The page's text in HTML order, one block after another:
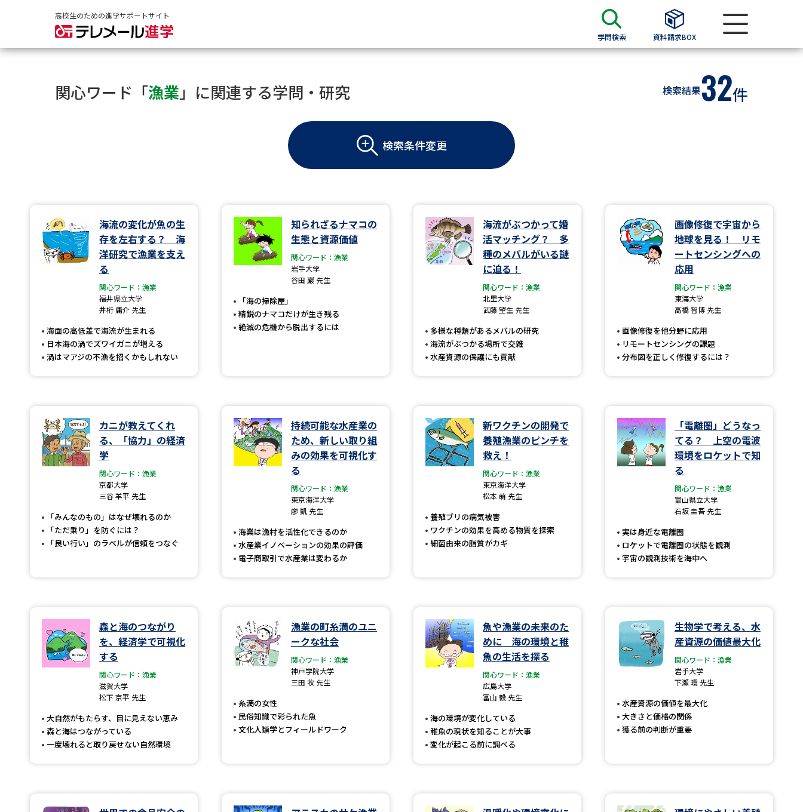
高校生のための進学サポートサイト
学問検索 資料請求BOX
大学・短大の資料種類から請求
大学パンフ
学部・学科パンフ
総合型選抜・学校推薦型選抜 募集要項＆願書
大学・短大以外の資料から請求
専門学校の資料請求 大学院の資料請求
留学・進学関連、塾・予備校
大学入学共通テスト「受験案内」の請求
大学入学共通テスト「受験上の配慮案内」の請求
高等学校卒業程度認定試験
小学校教員資格認定試験
高等学校（情報）教員資格認定試験
大学で学べる内容や特徴を調べる
新増設大学・学部・学科特集
国際・グローバルに強い大学特集
奨学金・特待生制度特集
新学年スタート号特集ページ（高2生用）
SELFBRAND特集ページ
来場型・Web型イベント特集
夢ナビライブ
受験準備 資料検索
志望校・出願校を調べる
関心ワード「漁業」に関連する学問・研究 検索結果32件
検索条件変更
海流の変化が魚の生
存を左右する？ 海
洋研究で漁業を支え
る
関心ワード：漁業
福井県立大学
井桁 庸介 先生
海面の高低差で海流が生まれる
日本海の渦でズワイガニが増える
渦はマアジの不漁を招くかもしれない
知られざるナマコの
生態と資源価値
関心ワード：漁業
岩手大学
谷田 巖 先生
「海の掃除屋」
精鋭のナマコだけが生き残る
絶滅の危機から脱出するには
海流がぶつかって婚
活マッチング？ 多
種のメバルがいる謎
に迫る！
関心ワード：漁業
北里大学
武藤 望生 先生
多様な種類があるメバルの研究
海流がぶつかる場所で交雑
水産資源の保護にも貢献
画像修復で宇宙から
地球を見る！ リモ
ートセンシングへの
応用
関心ワード：漁業
東海大学
高橋 智博 先生
画像修復を他分野に応用
リモートセンシングの課題
分布図を正しく修復するには？
カニが教えてくれ
る、「協力」の経済
学
関心ワード：漁業
京都大学
三谷 羊平 先生
「みんなのもの」はなぜ壊れるのか
「ただ乗り」を防ぐには？
「良い行い」のラベルが信頼をつなぐ
持続可能な水産業の
ため、新しい取り組
みの効果を可視化す
る
関心ワード：漁業
東京海洋大学
廖 凱 先生
海業は漁村を活性化できるのか
水産業イノベーションの効果の評価
電子商取引で水産業は変わるか
新ワクチンの開発で
養殖漁業のピンチを
救え！
関心ワード：漁業
東京海洋大学
松本 萌 先生
養殖ブリの病気被害
ワクチンの効果を高める物質を探索
細菌由来の脂質がカギ
「電離圏」どうなっ
てる？ 上空の電波
環境をロケットで知
る
関心ワード：漁業
富山県立大学
石坂 圭吾 先生
実は身近な電離圏
ロケットで電離圏の状態を観測
宇宙の観測技術を海中へ
森と海のつながり
を、経済学で可視化
する
関心ワード：漁業
滋賀大学
松下 京平 先生
大自然がもたらす、目に見えない恵み
森と海はつながっている
一度壊れると取り戻せない自然環境
漁業の町糸満のユニ
ークな社会
関心ワード：漁業
神戸学院大学
三田 牧 先生
糸満の女性
民俗知識で彩られた魚
文化人類学とフィールドワーク
魚や漁業の未来のた
めに 海の環境と稚
魚の生活を探る
関心ワード：漁業
広島大学
冨山 毅 先生
海の環境が変化している
稚魚の現状を知ることが大事
変化が起こる前に調べる
生物学で考える、水
産資源の価値最大化
関心ワード：漁業
岩手大学
下瀬 環 先生
水産資源の価値を最大化
大きさと価格の関係
獲る前の判断が重要